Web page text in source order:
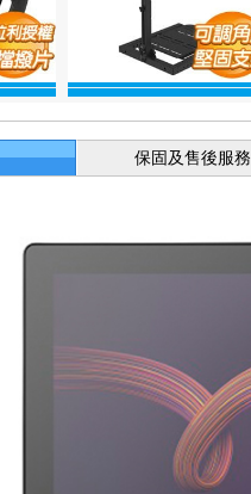
保固及售後服務